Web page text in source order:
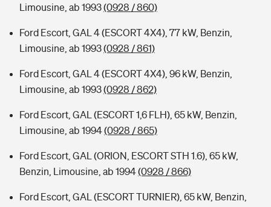
Limousine, ab 1993(0928 / 860)
Ford Escort, GAL 4 (ESCORT 4X4), 77 kW, Benzin,
Limousine, ab 1993(0928 / 861)
Ford Escort, GAL 4 (ESCORT 4X4), 96 kW, Benzin,
Limousine, ab 1993(0928 / 862)
Ford Escort, GAL (ESCORT 1,6 FLH), 65 kW, Benzin,
Limousine, ab 1994(0928 / 865)
Ford Escort, GAL (ORION, ESCORT STH 1.6), 65 kW,
Benzin, Limousine, ab 1994(0928 / 866)
Ford Escort, GAL (ESCORT TURNIER), 65 kW, Benzin,